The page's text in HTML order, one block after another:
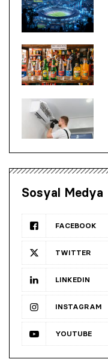
Sosyal Medya
FACEBOOK
TWITTER
LINKEDIN
INSTAGRAM
YOUTUBE